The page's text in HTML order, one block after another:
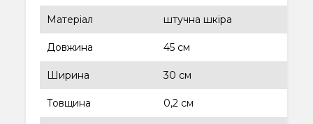
Матеріал штучна шкіра
Довжина 45 см
Ширина 30 см
Товщина 0,2 см